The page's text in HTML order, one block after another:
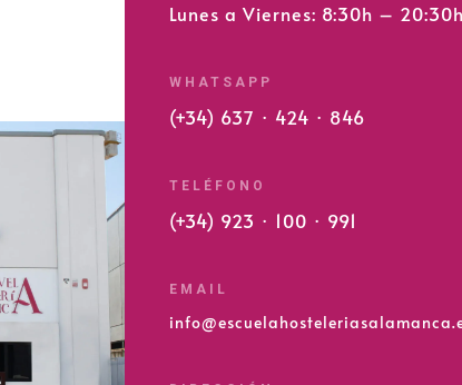
Lunes a Viernes: 8:30h – 20:30h
WHATSAPP
(+34) 637 · 424 · 846
TELÉFONO
(+34) 923 · 100 · 991
EMAIL